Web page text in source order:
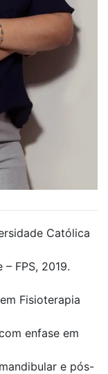
Católica
FPS, 2019.
Fisioterapia
enfase em
e pós-